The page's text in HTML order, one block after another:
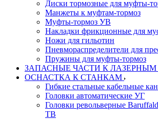
Диски тормозные для муфты-
Манжеты к муфтам-тормоз
Муфты-тормоз УВ
Накладки фрикционные для
Ножи для гильотин
Пневмораспределители для
Пружины для муфты-тормоз
ЗАПАСНЫЕ ЧАСТИ К
ОСНАСТКА К СТАНКАМ
Гибкие стальные кабельные
Головки автоматические УГ
Головки револьверные
ТВ